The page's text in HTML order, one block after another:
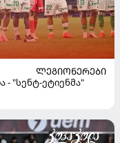
ᲚᲔᲒᲘᲝᲜᲔᲠᲔᲑᲘ
- "სენტ-ეტიენმა"